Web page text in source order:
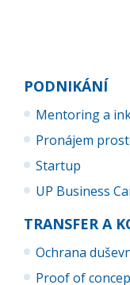
PODNIKÁNÍ
Mentoring a
Pronájem
Startup
UP Business
TRANSFER A
Ochrana
Proof of